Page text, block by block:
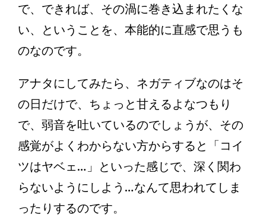
で、できれば、その渦に巻き込まれたくな
い、ということを、本能的に直感で思うも
のなのです。
アナタにしてみたら、ネガティブなのはそ
の日だけで、ちょっと甘えるよなつもり
で、弱音を吐いているのでしょうが、その
感覚がよくわからない方からすると「コイ
ツはヤベェ…」といった感じで、深く関わ
らないようにしよう…なんて思われてしま
ったりするのです。